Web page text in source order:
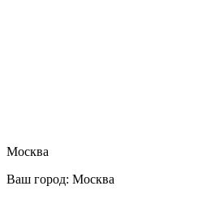
Москва
Ваш город: Москва